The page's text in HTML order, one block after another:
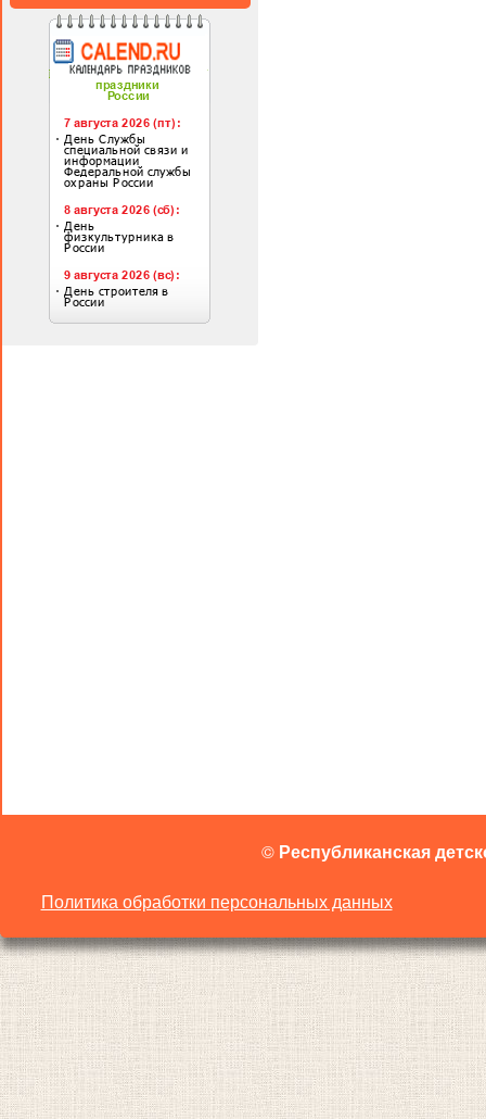
© Республиканская
Политика обработки персональных данных